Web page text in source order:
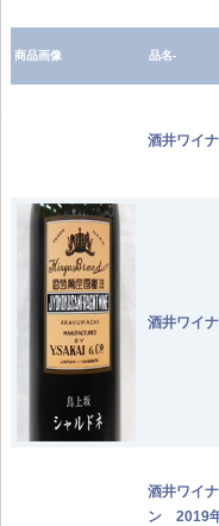
商品画像 品名-
酒井ワイ
酒井ワイ
酒井ワイ
ン 2019